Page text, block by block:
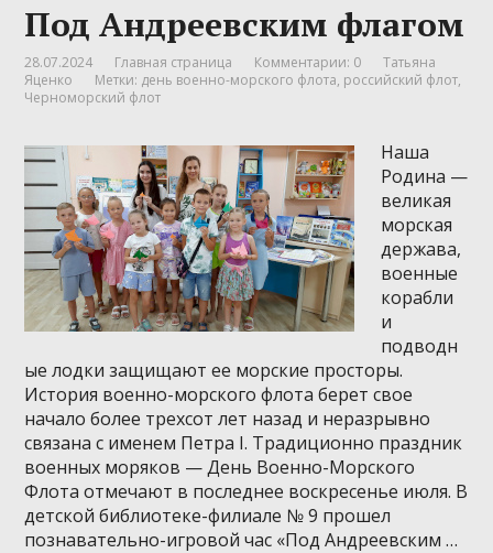
Под Андреевским флагом
28.07.2024 Главная страница Комментарии: 0
Татьяна
Яценко
Метки: день военно-морского флота, российский флот,
Черноморский флот
Наша
Родина —
великая
морская
держава,
военные
корабли
и
подводн
ые лодки защищают ее морские просторы.
История военно-морского флота берет свое
начало более трехсот лет назад и неразрывно
связана с именем Петра I. Традиционно праздник
военных моряков — День Военно-Морского
Флота отмечают в последнее воскресенье июля. В
детской библиотеке-филиале № 9 прошел
познавательно-игровой час «Под Андреевским …